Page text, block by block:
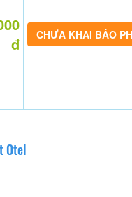
đ
CHƯA KHAI BÁO
Otel